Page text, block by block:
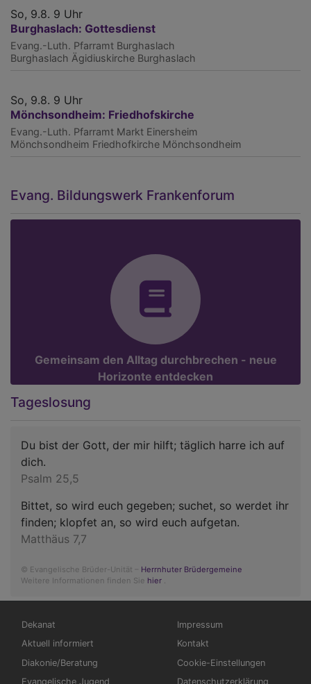
So, 9.8. 9 Uhr
Burghaslach: Gottesdienst
Evang.-Luth. Pfarramt Burghaslach
Burghaslach Ägidiuskirche Burghaslach
So, 9.8. 9 Uhr
Mönchsondheim: Friedhofskirche
Evang.-Luth. Pfarramt Markt Einersheim
Mönchsondheim Friedhofkirche Mönchsondheim
Evang. Bildungswerk Frankenforum
Gemeinsam den Alltag durchbrechen - neue
Horizonte entdecken
Tageslosung
Du bist der Gott, der mir hilft; täglich harre ich auf
dich.
Psalm 25,5
Bittet, so wird euch gegeben; suchet, so werdet ihr
finden; klopfet an, so wird euch aufgetan.
Matthäus 7,7
© Evangelische Brüder-Unität – Herrnhuter Brüdergemeine
Weitere Informationen finden Sie hier .
Hauptnavigation
Dekanat
Aktuell informiert
Diakonie/Beratung
Evangelische Jugend
Fußbereichsmenü
Impressum
Kontakt
Cookie-Einstellungen
Datenschutzerklärung